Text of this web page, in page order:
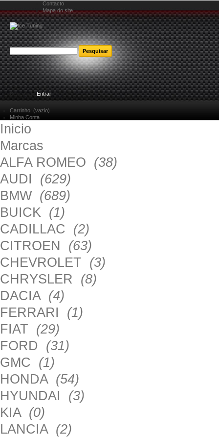
Contacto
Mapa do site
Bem-vindoEntrar
Carrinho: (vazio)
Minha Conta
Inicio
Marcas
ALFA ROMEO (38)
AUDI (629)
BMW (689)
BUICK (1)
CADILLAC (2)
CITROEN (63)
CHEVROLET (3)
CHRYSLER (8)
DACIA (4)
FERRARI (1)
FIAT (29)
FORD (31)
GMC (1)
HONDA (54)
HYUNDAI (3)
KIA (0)
LANCIA (2)